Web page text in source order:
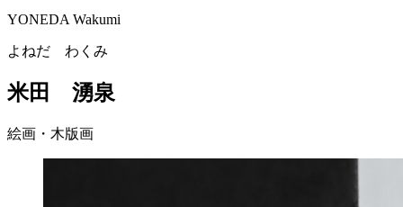
YONEDA Wakumi
よねだ わくみ
米田 湧泉
絵画・木版画